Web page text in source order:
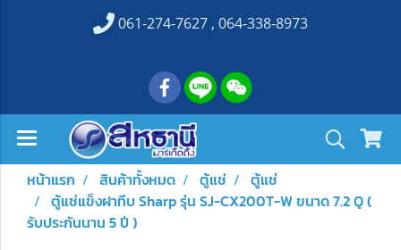
061-274-7627 , 064-338-8973
หน้าแรก สินค้าทั้งหมด ตู้แช่
ตู้แช่
ตู้แช่แข็งฝาทึบ Sharp รุ่น SJ-CX200T-W ขนาด 7.2 Q (
รับประกันนาน 5 ปี )